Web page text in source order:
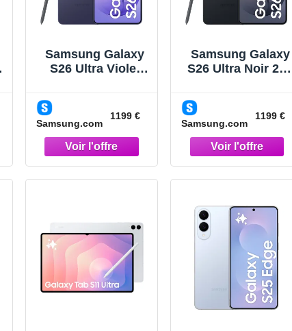
Samsung Galaxy
S26 Ultra Violet
Violet
Samsung.com
1199 €
Samsung Galaxy
S26 Ultra Noir 256
Samsung.com
1199 €